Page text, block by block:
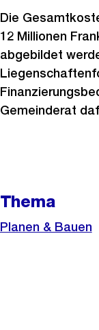
Die
12 Millionen
abgebildet
Gemeinderat
Thema
Planen & Bauen